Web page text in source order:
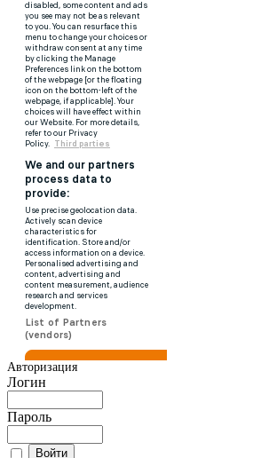
Авторизация
Логин
Пароль